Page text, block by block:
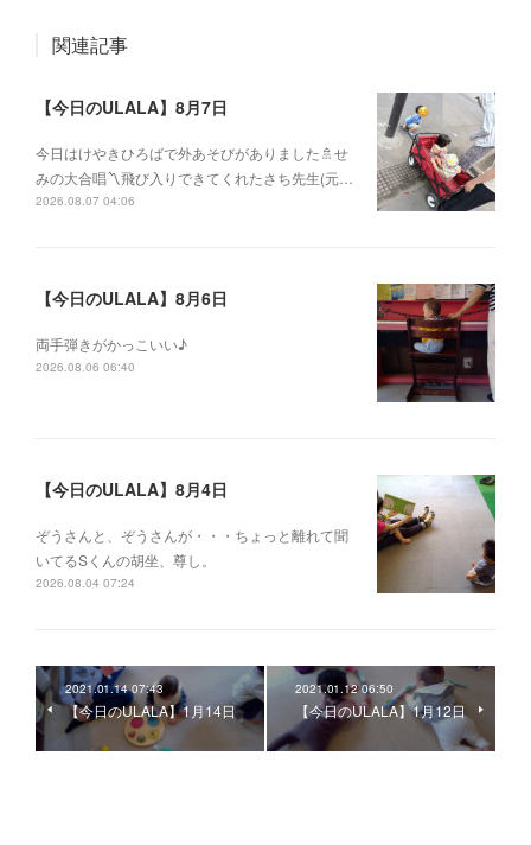
関連記事
【今日のULALA】8月7日
今日はけやきひろばで外あそびがありました🚿せ
みの大合唱〽飛び入りできてくれたさち先生(元…
2026.08.07 04:06
【今日のULALA】8月6日
両手弾きがかっこいい♪
2026.08.06 06:40
【今日のULALA】8月4日
ぞうさんと、ぞうさんが・・・ちょっと離れて聞
いてるSくんの胡坐、尊し。
2026.08.04 07:24
2021.01.14 07:43
【今日のULALA】1月14日
2021.01.12 06:50
【今日のULALA】1月12日